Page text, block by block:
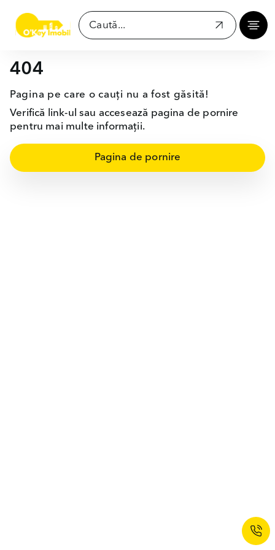
404
Pagina pe care o cauți nu a fost găsită!
Verifică link-ul sau accesează pagina de pornire
pentru mai multe informații.
Pagina de pornire